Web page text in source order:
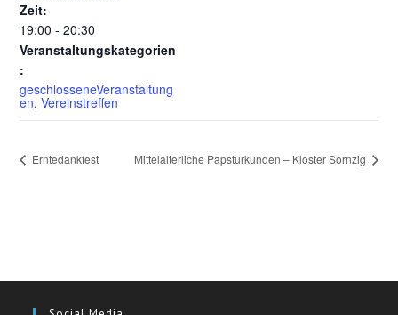
Zeit:
19:00 - 20:30
Veranstaltungskategorien
:
geschlosseneVeranstaltung
en,Vereinstreffen
Erntedankfest Mittelalterliche Papsturkunden – Kloster Sornzig